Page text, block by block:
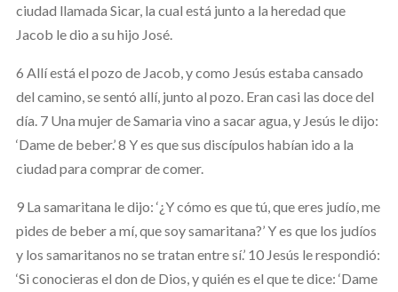
ciudad llamada Sicar, la cual está junto a la heredad que
Jacob le dio a su hijo José.
6 Allí está el pozo de Jacob, y como Jesús estaba cansado
del camino, se sentó allí, junto al pozo. Eran casi las doce del
día. 7 Una mujer de Samaria vino a sacar agua, y Jesús le dijo:
‘Dame de beber.’ 8 Y es que sus discípulos habían ido a la
ciudad para comprar de comer.
9 La samaritana le dijo: ‘¿Y cómo es que tú, que eres judío, me
pides de beber a mí, que soy samaritana?’ Y es que los judíos
y los samaritanos no se tratan entre sí.’ 10 Jesús le respondió:
‘Si conocieras el don de Dios, y quién es el que te dice: ‘Dame